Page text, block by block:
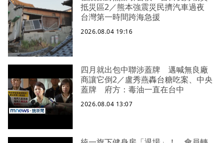
抵災區2／熊本強震災民擠汽車過夜
台灣第一時間跨海急援
2026.08.04 19:16
四月就出包中聯涉蓋牌 邁喊無良廠
商讓它倒2／盧秀燕轟台糖吃案、中央
蓋牌 府方：毒油一直在台中
2026.08.04 13:07